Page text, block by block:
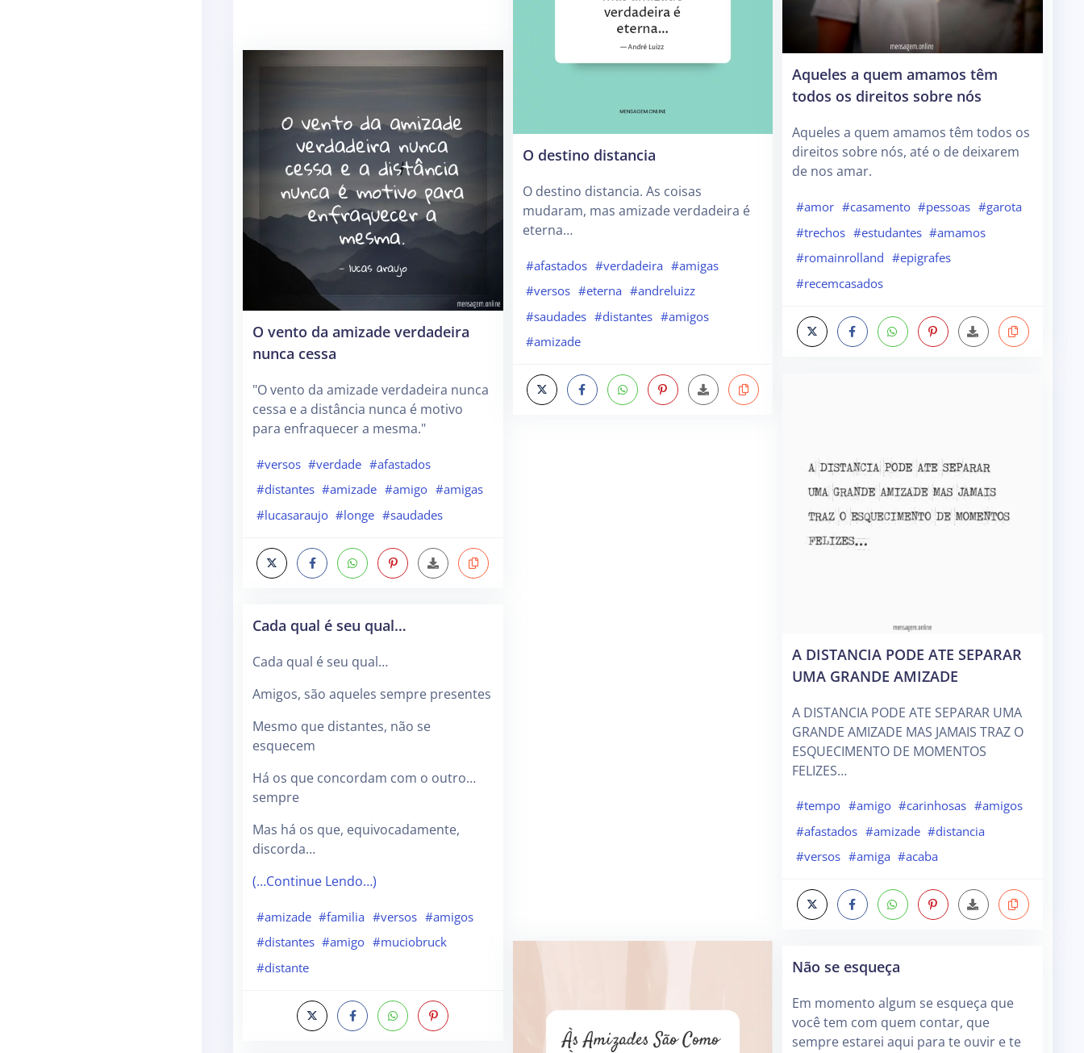
O vento da amizade verdadeira
nunca cessa
"O vento da amizade verdadeira nunca
cessa e a distância nunca é motivo
para enfraquecer a mesma."
#versos #verdade #afastados
#distantes #amizade #amigo #amigas
#lucasaraujo #longe #saudades
Cada qual é seu qual…
Cada qual é seu qual…
Amigos, são aqueles sempre presentes
Mesmo que distantes, não se
esquecem
Há os que concordam com o outro…
sempre
Mas há os que, equivocadamente,
discorda…
(…Continue Lendo…)
#amizade #familia #versos #amigos
#distantes #amigo #muciobruck
#distante
O destino distancia
O destino distancia. As coisas
mudaram, mas amizade verdadeira é
eterna…
#afastados #verdadeira #amigas
#versos #eterna #andreluizz
#saudades #distantes #amigos
#amizade
Aqueles a quem amamos têm
todos os direitos sobre nós
Aqueles a quem amamos têm todos os
direitos sobre nós, até o de deixarem
de nos amar.
#amor #casamento #pessoas #garota
#trechos #estudantes #amamos
#romainrolland #epigrafes
#recemcasados
A DISTANCIA PODE ATE SEPARAR
UMA GRANDE AMIZADE
A DISTANCIA PODE ATE SEPARAR UMA
GRANDE AMIZADE MAS JAMAIS TRAZ O
ESQUECIMENTO DE MOMENTOS
FELIZES…
#tempo #amigo #carinhosas #amigos
#afastados #amizade #distancia
#versos #amiga #acaba
Não se esqueça
Em momento algum se esqueça que
você tem com quem contar, que
sempre estarei aqui para te ouvir e te